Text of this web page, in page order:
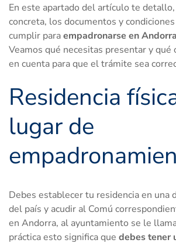
En este apartado del artículo te
concreta, los documentos y
cumplir paraempadronarse en Andorra
Veamos qué necesitas presentar y qué
en cuenta para que el trámite sea
Residencia
lugar de
Debes establecer tu residencia en una
del país y acudir al Comú
en Andorra, al ayuntamiento se le
práctica esto significa que debes tener